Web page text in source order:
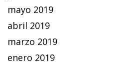
mayo 2019
abril 2019
marzo 2019
enero 2019